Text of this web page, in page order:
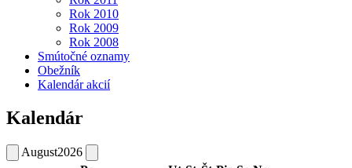
Rok 2010
Rok 2009
Rok 2008
Smútočné oznamy
Obežník
Kalendár akcií
Kalendár
August2026